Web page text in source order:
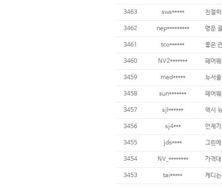
3463 sws*****
3462 nep*********
3461 tco****** 좋은
3460 NV2*******
3459 med***** 뉴서
3458 sun*******
3457 sjl******
3456 sj4***
3455 jds****
3454 NV_******** 가격
3453 tai*****